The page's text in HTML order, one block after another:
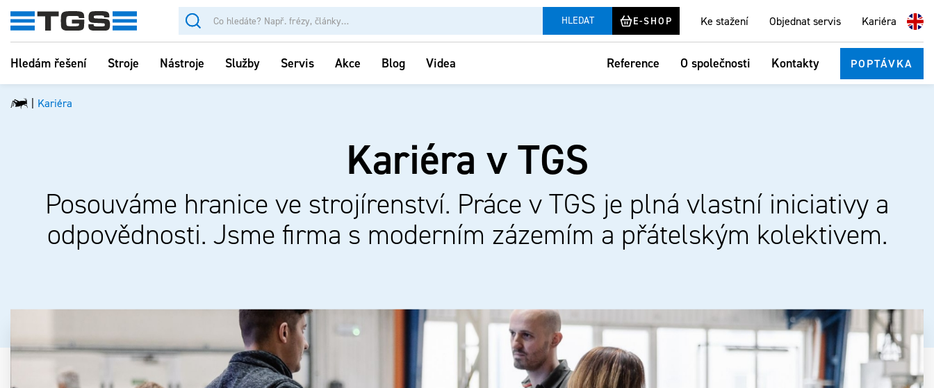
HLEDAT E-SHOP Ke stažení Objednat servis Kariéra
Hledám řešení Stroje Nástroje Služby Servis Akce Blog Videa Reference O společnosti Kontakty POPTÁVKA
Kariéra
Kariéra v TGS
Posouváme hranice ve strojírenství. Práce v TGS je plná vlastní iniciativy a
odpovědnosti. Jsme firma s moderním zázemím a přátelským kolektivem.